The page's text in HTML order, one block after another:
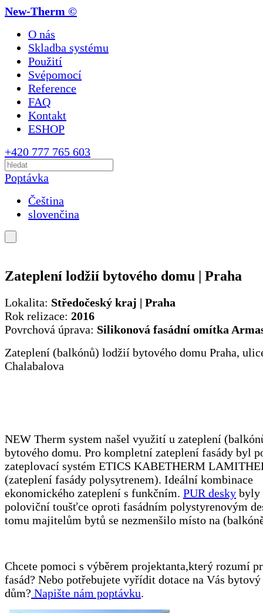
New-Therm ©
O nás
Skladba systému
Použití
Svépomocí
Reference
FAQ
Kontakt
ESHOP
+420 777 765 603
Poptávka
Čeština
slovenčina
Zateplení lodžií bytového domu | Praha
Lokalita: Středočeský kraj | Praha
Rok relizace: 2016
Povrchová úprava: Silikonová fasádní omítka
Zateplení (balkónů) lodžií bytového domu Praha,
Chalabalova
NEW Therm system našel využití u zateplení
bytového domu. Pro kompletní zateplení fasády byl
zateplovací systém ETICS KABETHERM
(zateplení fasády polysytrenem). Ideální kombinace
ekonomického zateplení s funkčním. PUR desky byly
poloviční toušťce oproti fasádním polystyrenovým
tomu majitelům bytů se nezmenšilo místo na
Chcete pomoci s výběrem projektanta,který rozumí
fasád? Nebo potřebujete vyřídit dotace na Vás
dům? Napište nám poptávku.